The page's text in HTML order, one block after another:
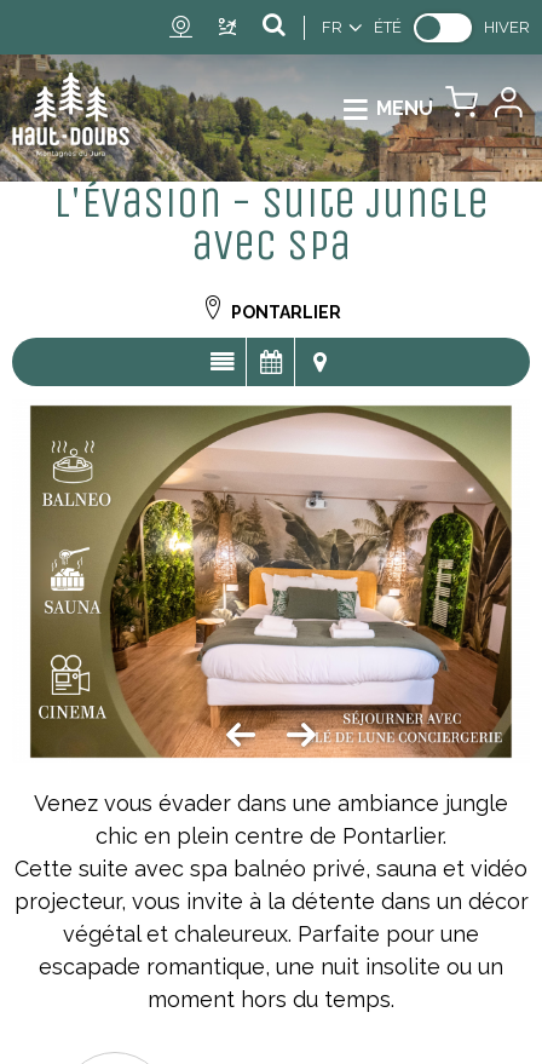
FR ÉTÉ HIVER
MENU
L'Évasion - Suite jungle
avec spa
PONTARLIER
Venez vous évader dans une ambiance jungle
chic en plein centre de Pontarlier.
Cette suite avec spa balnéo privé, sauna et vidéo
projecteur, vous invite à la détente dans un décor
végétal et chaleureux. Parfaite pour une
escapade romantique, une nuit insolite ou un
moment hors du temps.